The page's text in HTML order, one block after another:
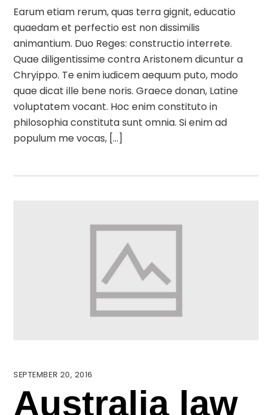
Earum etiam rerum, quas terra gignit, educatio
quaedam et perfectio est non dissimilis
animantium. Duo Reges: constructio interrete.
Quae diligentissime contra Aristonem dicuntur a
Chryippo. Te enim iudicem aequum puto, modo
quae dicat ille bene noris. Graece donan, Latine
voluptatem vocant. Hoc enim constituto in
philosophia constituta sunt omnia. Si enim ad
populum me vocas, […]
SEPTEMBER 20, 2016
Australia law